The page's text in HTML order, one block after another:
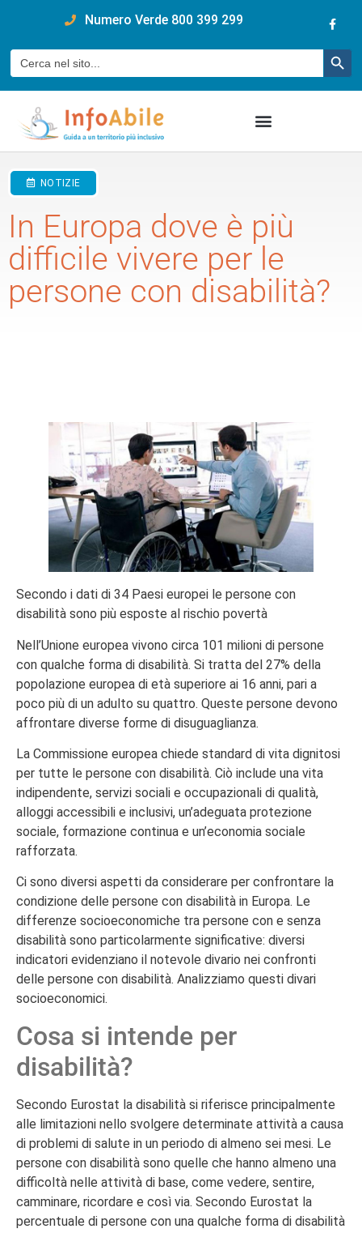
Numero Verde 800 399 299
Cerca:
NOTIZIE
In Europa dove è più
difficile vivere per le
persone con disabilità?
Secondo i dati di 34 Paesi europei le persone con
disabilità sono più esposte al rischio povertà
Nell’Unione europea vivono circa 101 milioni di persone
con qualche forma di disabilità. Si tratta del 27% della
popolazione europea di età superiore ai 16 anni, pari a
poco più di un adulto su quattro. Queste persone devono
affrontare diverse forme di disuguaglianza.
La Commissione europea chiede standard di vita dignitosi
per tutte le persone con disabilità. Ciò include una vita
indipendente, servizi sociali e occupazionali di qualità,
alloggi accessibili e inclusivi, un’adeguata protezione
sociale, formazione continua e un’economia sociale
rafforzata.
Ci sono diversi aspetti da considerare per confrontare la
condizione delle persone con disabilità in Europa. Le
differenze socioeconomiche tra persone con e senza
disabilità sono particolarmente significative: diversi
indicatori evidenziano il notevole divario nei confronti
delle persone con disabilità. Analizziamo questi divari
socioeconomici.
Cosa si intende per
disabilità?
Secondo Eurostat la disabilità si riferisce principalmente
alle limitazioni nello svolgere determinate attività a causa
di problemi di salute in un periodo di almeno sei mesi. Le
persone con disabilità sono quelle che hanno almeno una
difficoltà nelle attività di base, come vedere, sentire,
camminare, ricordare e così via. Secondo Eurostat la
percentuale di persone con una qualche forma di disabilità